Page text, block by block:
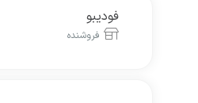
فودیبو
فروشنده